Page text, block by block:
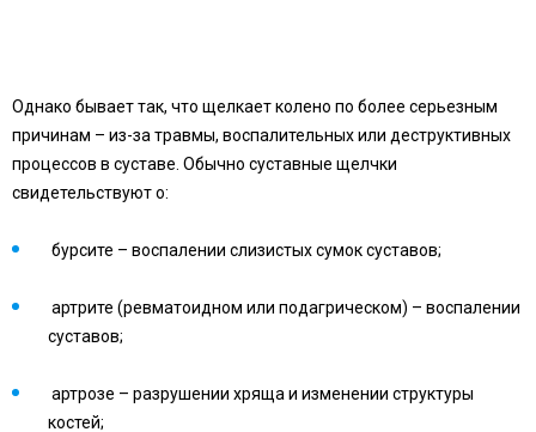
Однако бывает так, что щелкает колено по более серьезным
причинам – из-за травмы, воспалительных или деструктивных
процессов в суставе. Обычно суставные щелчки
свидетельствуют о:
бурсите – воспалении слизистых сумок суставов;
артрите (ревматоидном или подагрическом) – воспалении
суставов;
артрозе – разрушении хряща и изменении структуры
костей;